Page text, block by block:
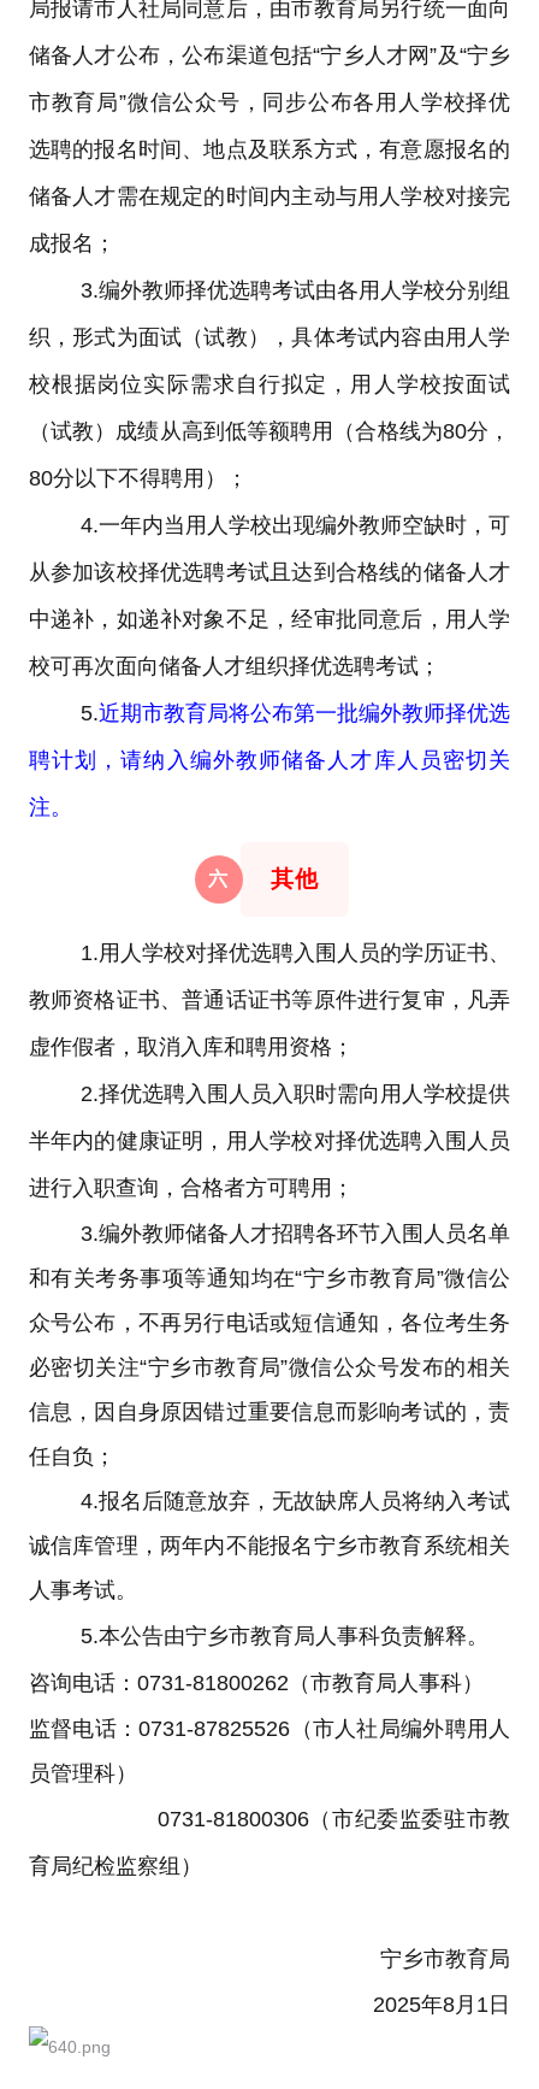
局报请市人社局同意后，由市教育局另行统一面向
储备人才公布，公布渠道包括“宁乡人才网”及“宁乡
市教育局”微信公众号，同步公布各用人学校择优
选聘的报名时间、地点及联系方式，有意愿报名的
储备人才需在规定的时间内主动与用人学校对接完
成报名；
3.编外教师择优选聘考试由各用人学校分别组
织，形式为面试（试教），具体考试内容由用人学
校根据岗位实际需求自行拟定，用人学校按面试
（试教）成绩从高到低等额聘用（合格线为80分，
80分以下不得聘用）；
4.一年内当用人学校出现编外教师空缺时，可
从参加该校择优选聘考试且达到合格线的储备人才
中递补，如递补对象不足，经审批同意后，用人学
校可再次面向储备人才组织择优选聘考试；
5.近期市教育局将公布第一批编外教师择优选
聘计划，请纳入编外教师储备人才库人员密切关
注。
六 其他
1.用人学校对择优选聘入围人员的学历证书、
教师资格证书、普通话证书等原件进行复审，凡弄
虚作假者，取消入库和聘用资格；
2.择优选聘入围人员入职时需向用人学校提供
半年内的健康证明，用人学校对择优选聘入围人员
进行入职查询，合格者方可聘用；
3.编外教师储备人才招聘各环节入围人员名单
和有关考务事项等通知均在“宁乡市教育局”微信公
众号公布，不再另行电话或短信通知，各位考生务
必密切关注“宁乡市教育局”微信公众号发布的相关
信息，因自身原因错过重要信息而影响考试的，责
任自负；
4.报名后随意放弃，无故缺席人员将纳入考试
诚信库管理，两年内不能报名宁乡市教育系统相关
人事考试。
5.本公告由宁乡市教育局人事科负责解释。
咨询电话： 0731-81800262 （市教育局人事科）
监督电话：0731-87825526 （市人社局编外聘用人
员管理科）
0731-81800306（市纪委监委驻市教
育局纪检监察组）
宁乡市教育局
2025年8月1日